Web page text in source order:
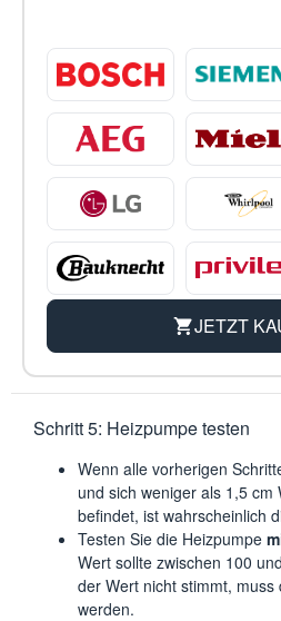
JETZT
Schritt 5: Heizpumpe testen
Wenn alle vorherigen
und sich weniger als 1,5 cm
befindet, ist wahrscheinlich
Testen Sie die Heizpumpe
Wert sollte zwischen 100
der Wert nicht stimmt,
werden.